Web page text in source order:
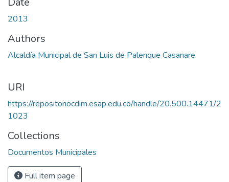
2013
Authors
Alcaldía Municipal de San Luis de Palenque Casanare
URI
https://repositoriocdim.esap.edu.co/handle/20.500.14471/2
1023
Collections
Documentos Municipales
Full item page